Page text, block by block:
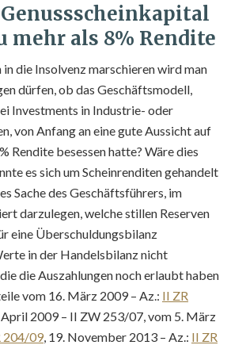
mehr als 8% Rendite
die Insolvenz marschieren wird man
dürfen, ob das Geschäftsmodell,
Investments in Industrie- oder
von Anfang an eine gute Aussicht auf
Rendite besessen hatte? Wäre dies
es sich um Scheinrenditen gehandelt
Sache des Geschäftsführers, im
darzulegen, welche stillen Reserven
eine Überschuldungsbilanz
in der Handelsbilanz nicht
die Auszahlungen noch erlaubt haben
vom 16. März 2009 – Az.: II ZR
April 2009 – II ZW 253/07, vom 5. März
204/09, 19. November 2013 – Az.: II ZR